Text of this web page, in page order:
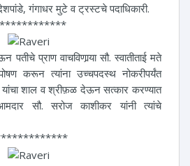
गंगाधर मुटे व ट्रस्टचे पदाधिकारी.
प्राण वाचविणार्‍या सौ. स्वातीताई मते
करून त्यांना उच्चपदस्थ नोकरीपर्यंत
यांचा शाल व श्रीफ़ळ देऊन सत्कार करण्यात
सौ. सरोज काशीकर यांनी त्यांचे